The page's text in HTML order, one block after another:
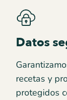
Datos
recetas y
protegidos